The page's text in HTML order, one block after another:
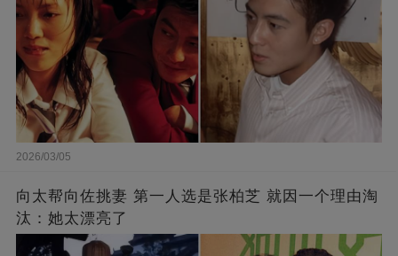
2026/03/05
向太帮向佐挑妻 第一人选是张柏芝 就因一个理由淘
汰：她太漂亮了